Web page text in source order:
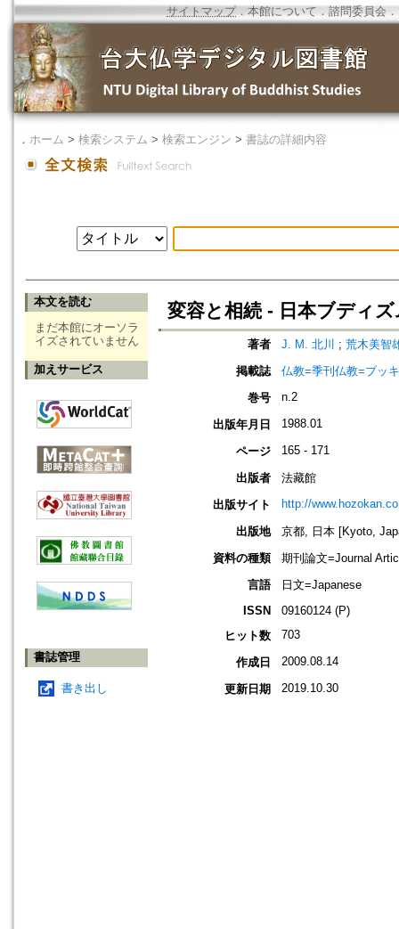
サイトマップ．本館について ． 諮問委員会 ．
． ホーム > 検索システム > 検索エンジン > 書誌の詳細内容
本文を読む
まだ本館にオーソラ
イズされていません
加えサービス
書誌管理
書き出し
変容と相続 - 日本ブディ
著者 J. M. 北川 ; 荒木美智
掲載誌
仏教=季刊仏教=ブッ
巻号
n.2
出版年月日 1988.01
ページ 165 - 171
出版者
法藏館
出版サイト
http://
出版地
京都, 日本 [Kyoto,
資料の種類
期刊論文=Journal
言語
日文=Japanese
ISSN
09160124 (P)
ヒット数
703
作成日 2009.08.14
更新日期 2019.10.30